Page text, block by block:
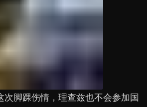
次脚踝伤情，理查兹也不会参加国